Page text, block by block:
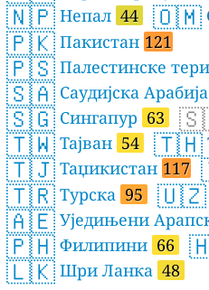
🇳🇵 Непал 44 🇴🇲
🇵🇰 Пакистан 121
🇵🇸 Палестинске
🇸🇦 Саудијска Арабија
🇸🇬 Сингапур 63
🇹🇼 Тајван 54 🇹🇭
🇹🇯 Таџикистан 117
🇹🇷 Турска 95 🇺🇿
🇦🇪 Уједињени
🇵🇭 Филипини 66
🇱🇰 Шри Ланка 48